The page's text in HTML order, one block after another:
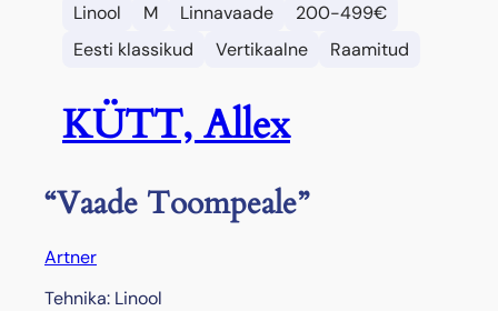
Linool M Linnavaade
200-499€
Eesti klassikud
Vertikaalne Raamitud
KÜTT, Allex
“Vaade Toompeale”
Artner
Tehnika: Linool